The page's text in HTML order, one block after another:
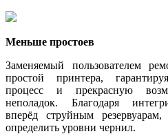
Меньше простоев
Заменяемый пользователем
простой принтера,
процесс и прекрасную
неполадок. Благодаря
вперёд струйным
определить уровни чернил.